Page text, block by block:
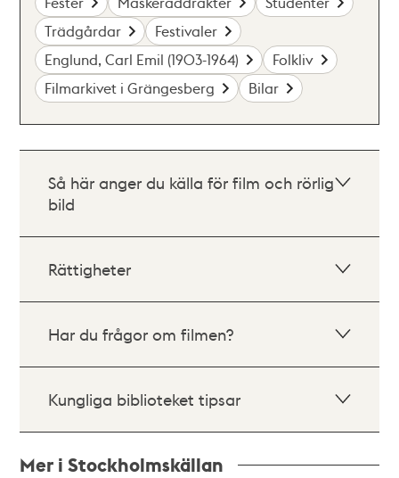
Trädgårdar
Festivaler
Englund, Carl Emil (1903-1964)
Folkliv
Filmarkivet i Grängesberg
Bilar
Så här anger du källa för film och rörlig
bild
Rättigheter
Har du frågor om filmen?
Kungliga biblioteket tipsar
Mer i Stockholmskällan